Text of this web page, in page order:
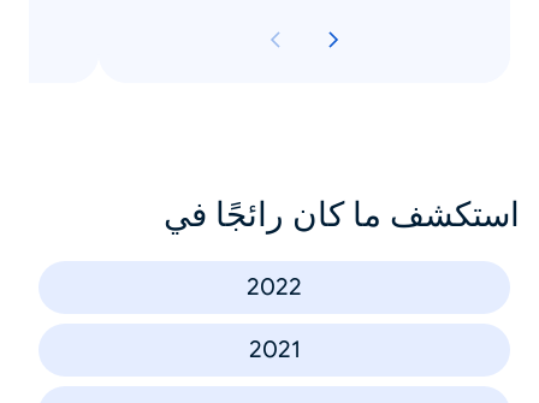
استكشف ما كان رائجًا في
2022
2021